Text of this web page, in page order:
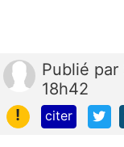
Publié par
18h42
!
citer